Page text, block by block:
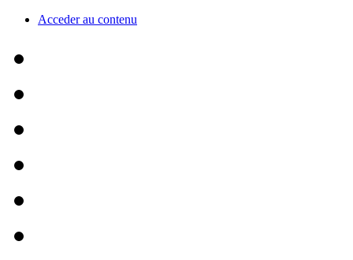
Acceder au contenu